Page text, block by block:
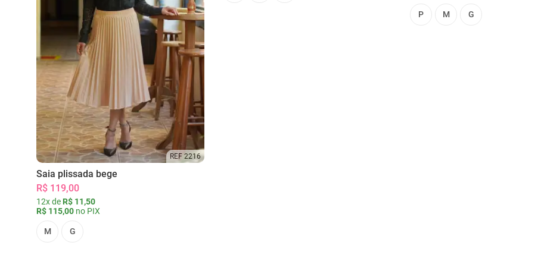
REF 2216
Saia plissada bege
R$ 119,00
12x de R$ 11,50
R$ 115,00 no PIX
M G
P M G